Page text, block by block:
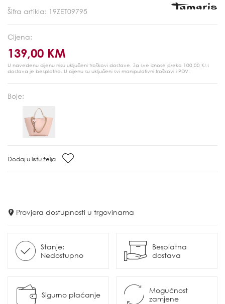
Šifra artikla: 19ZET09795
Cijena:
139,00 KM
U navedenu cijenu nisu uključeni troškovi dostave. Za sve iznose preko 100,00 KM
dostava je besplatna. U cijenu su uključeni svi manipulativni troškovi i PDV.
Boje:
Dodaj u listu želja
Provjera dostupnosti u trgovinama
Stanje:
Nedostupno
Besplatna
dostava
Sigurno plaćanje
Mogućnost
zamjene